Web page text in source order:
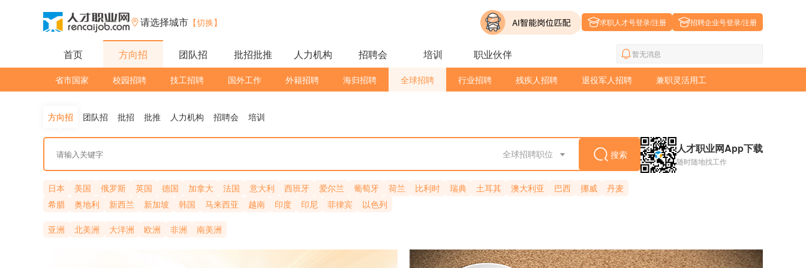
请选择城市 【切换】 求职人才号登录/注册 招聘企业号登录/注册
首页 方向招 团队招 批招批推 人力机构 招聘会 培训 职业伙伴 暂无消息
省市国家 校园招聘 技工招聘 国外工作 外籍招聘 海归招聘 全球招聘 行业招聘 残疾人招聘 退役军人招聘 兼职灵活用工
方向招 团队招 批招 批推 人力机构 招聘会 培训
全球招聘职位 搜索
日本 美国 俄罗斯 英国 德国 加拿大 法国 意大利 西班牙 爱尔兰 葡萄牙 荷兰 比利时 瑞典 土耳其 澳大利亚 巴西 挪威
丹麦
希腊
奥地利 新西兰 新加坡 韩国 马来西亚 越南 印度 印尼 菲律宾 以色列
亚洲 北美洲 大洋洲 欧洲 非洲 南美洲
人才职业网App下载
随时随地找工作